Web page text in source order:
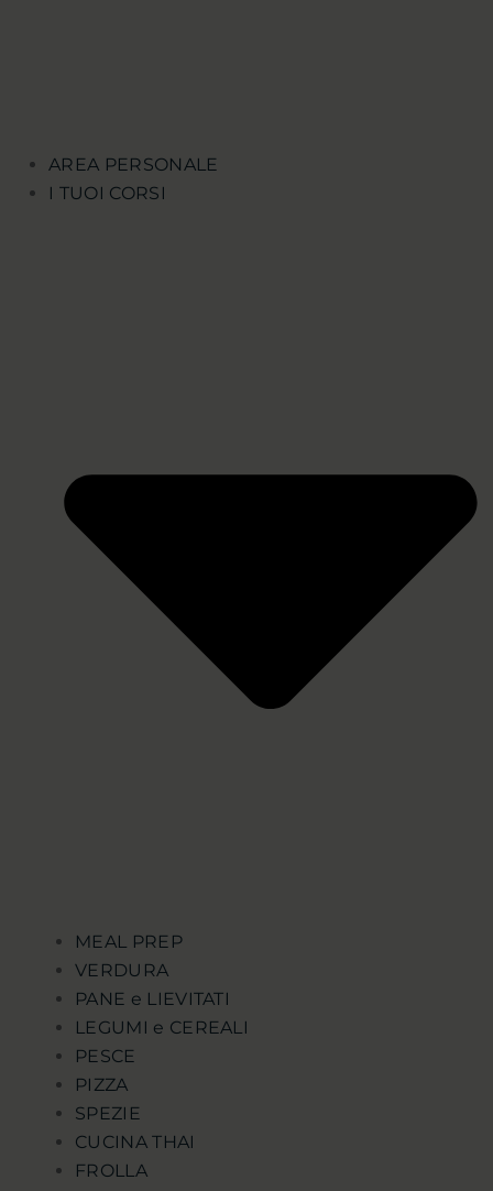
AREA PERSONALE
I TUOI CORSI
MEAL PREP
VERDURA
PANE e LIEVITATI
LEGUMI e CEREALI
PESCE
PIZZA
SPEZIE
CUCINA THAI
FROLLA